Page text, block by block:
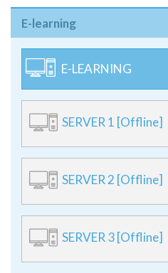
E-learning
E-LEARNING
SERVER 1 [Offline]
SERVER 2 [Offline]
SERVER 3 [Offline]